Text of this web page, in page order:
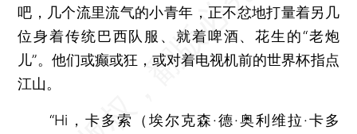
吧，几个流里流气的小青年，正不忿地打量着另几
位身着传统巴西队服、就着啤酒、花生的“老炮
儿”。他们或癫或狂，或对着电视机前的世界杯指点
江山。
“Hi，卡多索（埃尔克森·德·奥利维拉·卡多